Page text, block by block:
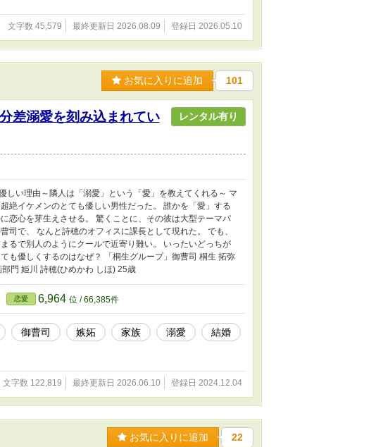
文字数 45,579 最終更新日 2026.08.09 登録日 2026.05.10
お気に入りに追加 101
差溺愛を刻み込まれてい
レンタル有り
しい理由～隣人は「溺愛」という「愛」を教えてくれる～ マ
絶イケメンのとても優しい男性だった。 誰かを「愛」する
恋心を芽生えさせる。 驚くことに、その彼は大型テーマパ
司で、 なんと詩穂のオフィスに課長として現れた。 でも、
るで別人のようにクールで近寄り難い。 いったいどっちが
も優しくするのはなぜ？ 「桐生グループ」御曹司 桐生 拓弥
門 姫川 詩穂(ひめかわ しほ) 25歳
恋愛 6,964 位 / 66,385件
御曹司 嫉妬 家族 溺愛
結婚
文字数 122,819 最終更新日 2026.06.10 登録日 2024.12.04
お気に入りに追加 22